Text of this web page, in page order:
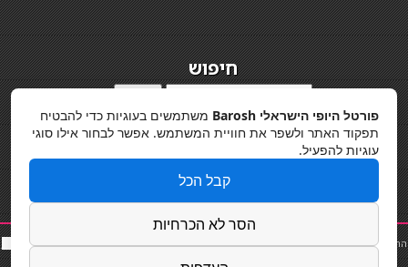
חיפוש
מדיניות פרטיות
החלקות שיער|תאורה לבית|פאות ותוספות שיער|נייל סטודיו|תוספות שיער|שף פרטי|כ
סאות
פורטל היופי הישראלי Barosh
משתמשים בעוגיות כדי להבטיח
תפקוד האתר ולשפר את חוויית המשתמש. אפשר לבחור אילו סוגי
עוגיות להפעיל.
קבל הכל
הסר לא הכרחיות